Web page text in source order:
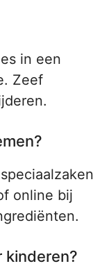
in een
Zeef
online bij